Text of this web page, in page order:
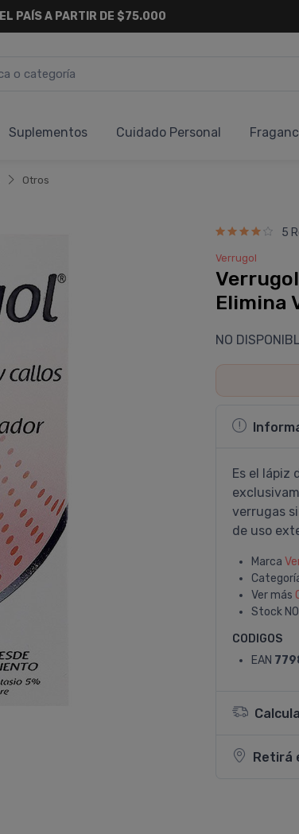
Suplementos Cuidado Personal
Otros
5
Verrugol
Elimina
NO
Es el lápiz
verrugas
de uso
Marca
Ver más
Stock
CODIGOS
EAN
Retirá